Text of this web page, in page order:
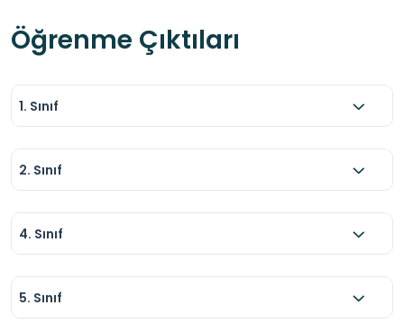
Öğrenme Çıktıları
1. Sınıf
2. Sınıf
4. Sınıf
5. Sınıf